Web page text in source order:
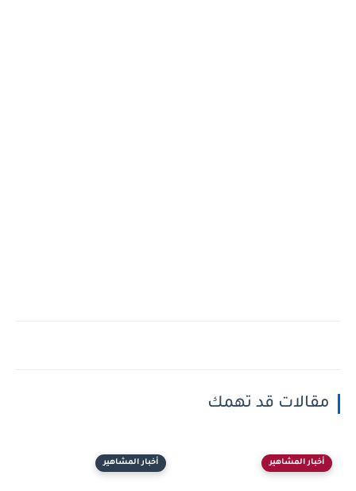
مقالات قد تهمك
أخبار المشاهير أخبار المشاهير